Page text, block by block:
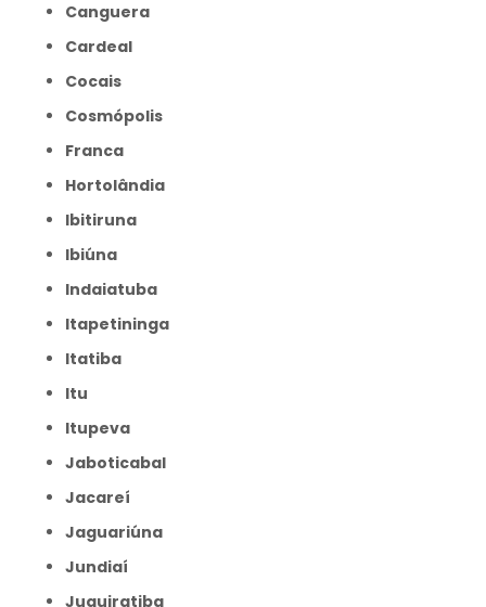
Canguera
Cardeal
Cocais
Cosmópolis
Franca
Hortolândia
Ibitiruna
Ibiúna
Indaiatuba
Itapetininga
Itatiba
Itu
Itupeva
Jaboticabal
Jacareí
Jaguariúna
Jundiaí
Juquiratiba